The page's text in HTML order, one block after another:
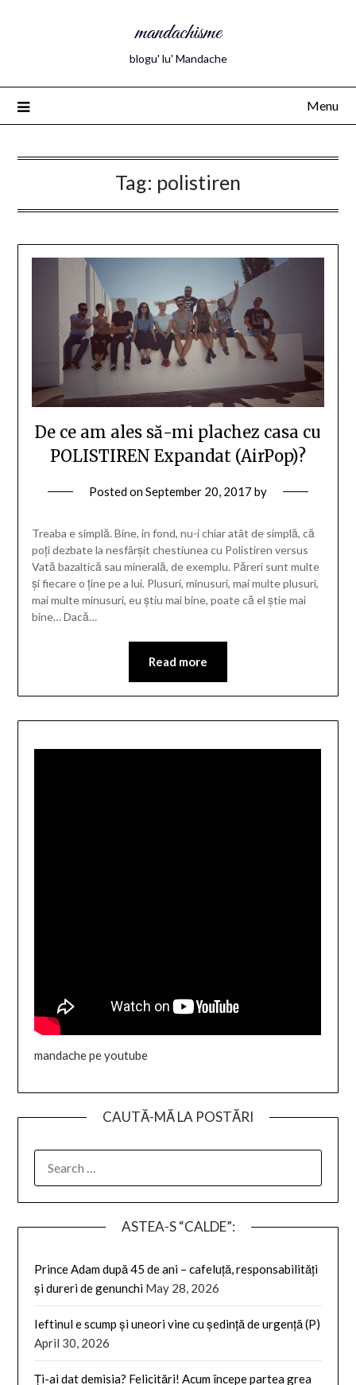
mandachisme
blogu' lu' Mandache
Menu
Tag: polistiren
De ce am ales să-mi plachez casa cu
POLISTIREN Expandat (AirPop)?
Posted onSeptember 20, 2017 by
Treaba e simplă. Bine, in fond, nu-i chiar atât de simplă, că
poți dezbate la nesfârșit chestiunea cu Polistiren versus
Vată bazaltică sau minerală, de exemplu. Păreri sunt multe
și fiecare o ține pe a lui. Plusuri, minusuri, mai multe plusuri,
mai multe minusuri, eu știu mai bine, poate că el știe mai
bine… Dacă…
Read more
mandache pe youtube
CAUTĂ-MĂ LA POSTĂRI
FOR:
ASTEA-S “CALDE”:
Prince Adam după 45 de ani – cafeluță, responsabilități
și dureri de genunchi May 28, 2026
Ieftinul e scump și uneori vine cu ședință de urgență (P)
April 30, 2026
Ți-ai dat demisia? Felicitări! Acum începe partea grea